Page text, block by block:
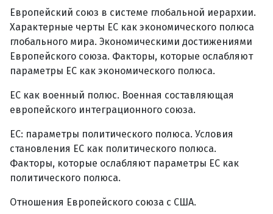
Европейский союз в системе глобальной иерархии.
Характерные черты ЕС как экономического полюса
глобального мира. Экономическими достижениями
Европейского союза. Факторы, которые ослабляют
параметры ЕС как экономического полюса.
ЕС как военный полюс. Военная составляющая
европейского интеграционного союза.
ЕС: параметры политического полюса. Условия
становления ЕС как политического полюса.
Факторы, которые ослабляют параметры ЕС как
политического полюса.
Отношения Европейского союза с США.